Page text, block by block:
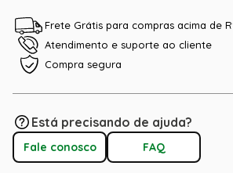
Frete Grátis para compras acima de
Atendimento e suporte ao cliente
Compra segura
Está precisando de ajuda?
Fale conosco FAQ